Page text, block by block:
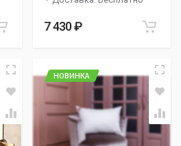
7 430 ₽
НОВИНКА